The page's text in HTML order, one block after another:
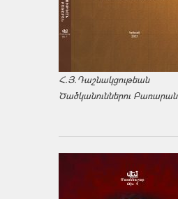
Հ.Յ.Դաշնակցութեան
Ծածկանուններու Բառարան